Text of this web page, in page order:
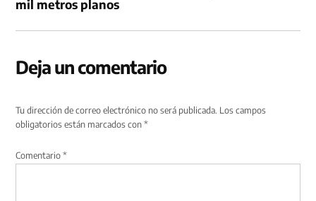
mil metros planos
Deja un comentario
Tu dirección de correo electrónico no será publicada. Los campos
obligatorios están marcados con*
Comentario*